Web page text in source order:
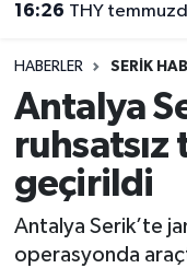
16:26 THY temmuzda
HABERLER SERIK
Antalya
ruhsatsız
geçirildi
Antalya Serik’te
operasyonda
Ekonomi
Resmi İlanlar
Alanyaspor
Antalya
Süper Lig
Tüm Manşetler
Son Dakika